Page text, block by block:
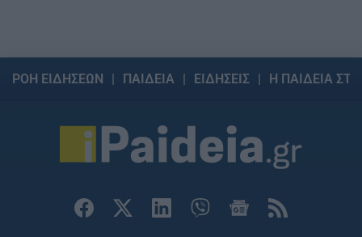
ΡΟΗ ΕΙΔΗΣΕΩΝ ΠΑΙΔΕΙΑ ΕΙΔΗΣΕΙΣ Η ΠΑΙΔΕΙΑ